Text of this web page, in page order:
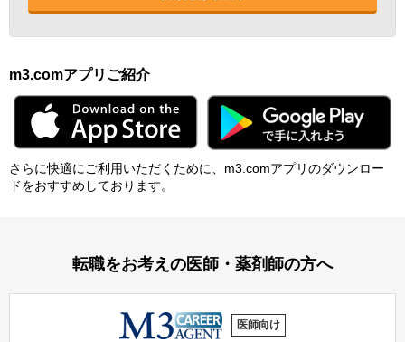
m3.comアプリご紹介
さらに快適にご利⽤いただくために、m3.comアプリのダウンロー
ドをおすすめしております。
転職をお考えの医師・薬剤師の方へ
医師向け